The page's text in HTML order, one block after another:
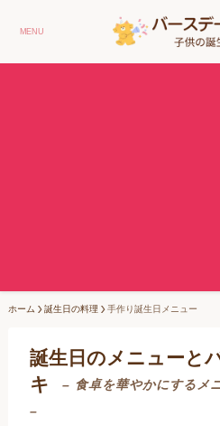
MENU
ホーム 誕生日の料理 手作り誕生日メニュー
誕生日のメニューと
キ
– 食卓を華やかにするメ
–